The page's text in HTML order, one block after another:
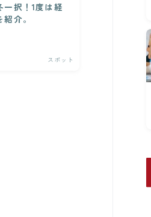
一択！1度は経
介。
スポット